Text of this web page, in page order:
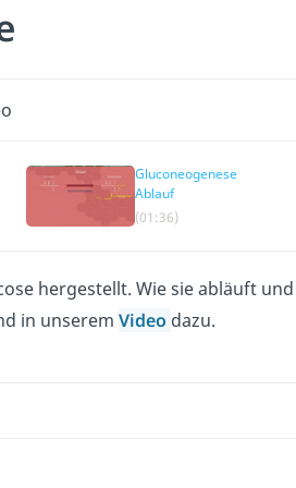
Gluconeogenese
Ablauf
(01:36)
hergestellt. Wie sie abläuft
in unserem Video dazu.